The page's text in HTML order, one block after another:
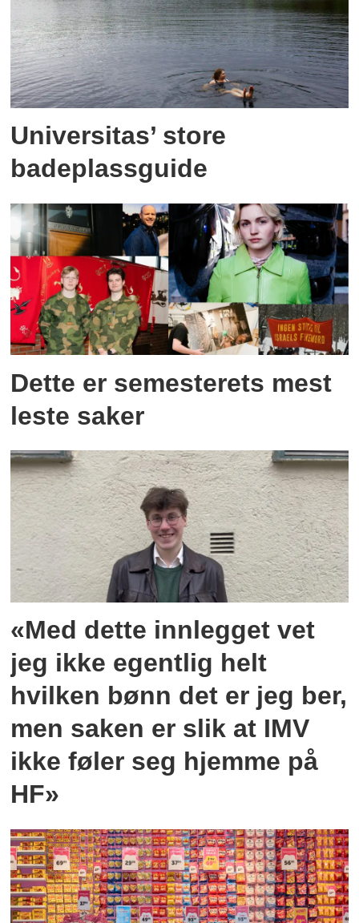
Universitas’ store
badeplassguide
Dette er semesterets mest
leste saker
«Med dette innlegget vet
jeg ikke egentlig helt
hvilken bønn det er jeg ber,
men saken er slik at IMV
ikke føler seg hjemme på
HF»